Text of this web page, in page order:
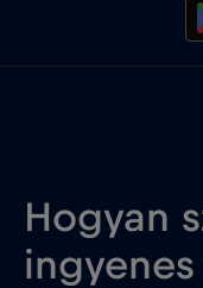
Hogyan